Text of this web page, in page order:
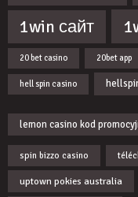
1win сайт
20 bet casino 20bet app
hell spin casino
lemon casino kod
spin bizzo casino
uptown pokies australia